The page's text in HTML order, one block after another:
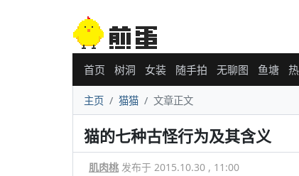
首页 树洞 女装 随手拍 无聊图 鱼塘
主页 猫猫 文章正文
猫的七种古怪行为及其含义
肌肉桃 发布于 2015.10.30 , 11:00